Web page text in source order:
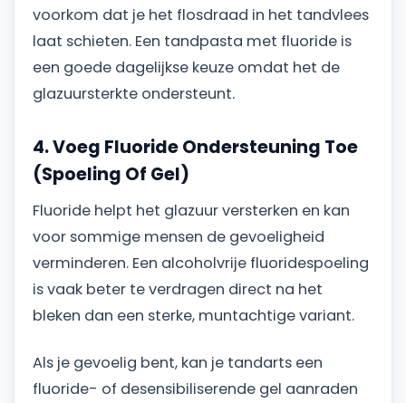
voorkom dat je het flosdraad in het tandvlees
laat schieten. Een tandpasta met fluoride is
een goede dagelijkse keuze omdat het de
glazuursterkte ondersteunt.
4. Voeg Fluoride Ondersteuning Toe
(Spoeling Of Gel)
Fluoride helpt het glazuur versterken en kan
voor sommige mensen de gevoeligheid
verminderen. Een alcoholvrije fluoridespoeling
is vaak beter te verdragen direct na het
bleken dan een sterke, muntachtige variant.
Als je gevoelig bent, kan je tandarts een
fluoride- of desensibiliserende gel aanraden